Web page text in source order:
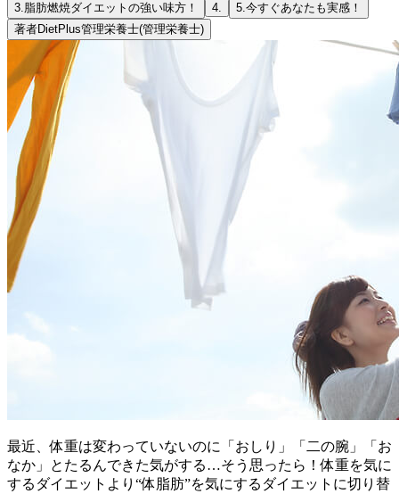
3.脂肪燃焼ダイエットの強い味方！ 4. 5.今すぐあなたも実感！
著者DietPlus管理栄養士(管理栄養士)
最近、体重は変わっていないのに「おしり」「二の腕」「お
なか」とたるんできた気がする…そう思ったら！体重を気に
するダイエットより“体脂肪”を気にするダイエットに切り替